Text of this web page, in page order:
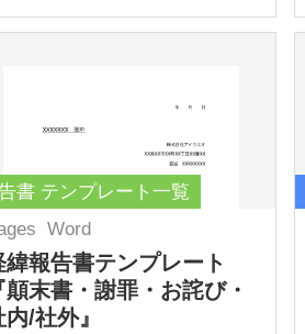
書 テンプレート一覧
Word
緯報告書テンプレート
顛末書・謝罪・お詫び・
内/社外』